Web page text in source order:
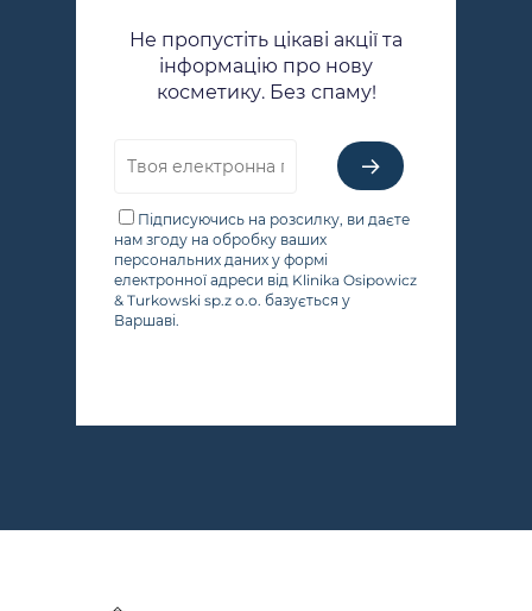
Не пропустіть цікаві акції та
інформацію про нову
косметику. Без спаму!
Підписуючись на розсилку, ви даєте
нам згоду на обробку ваших
персональних даних у формі
електронної адреси від Klinika Osipowicz
& Turkowski sp.z o.o. базується у
Варшаві.